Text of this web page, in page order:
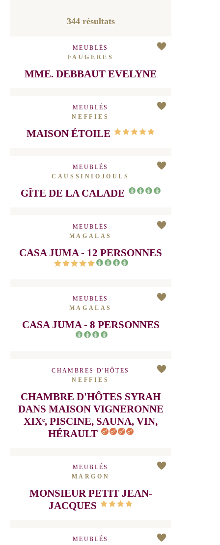
MEUBLÉS
FAUGERES
MME. DEBBAUT EVELYNE
MEUBLÉS
NEFFIES
MAISON ÉTOILE
MEUBLÉS
CAUSSINIOJOULS
GÎTE DE LA CALADE
MAGALAS
CASA JUMA - 12 PERSONNES
MAGALAS
CASA JUMA - 8 PERSONNES
CHAMBRES D'HÔTES
DANS MAISON VIGNERONNE
XIXᵉ, PISCINE, SAUNA, VIN,
HÉRAULT
MARGON